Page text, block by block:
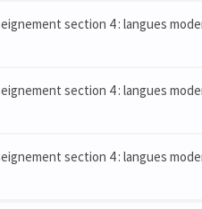
section 4 : langues
section 4 : langues
section 4 : langues